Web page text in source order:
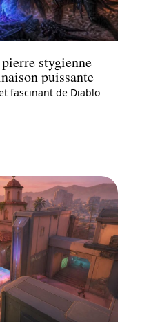
stygienne
puissante
fascinant de Diablo